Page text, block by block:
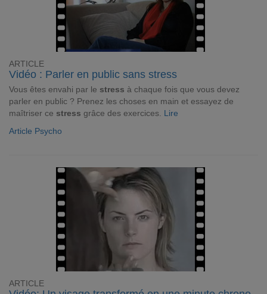
ARTICLE
Vidéo : Parler en public sans stress
Vous êtes envahi par le stress à chaque fois que vous devez
parler en public ? Prenez les choses en main et essayez de
maîtriser ce stress grâce des exercices. Lire
Article Psycho
ARTICLE